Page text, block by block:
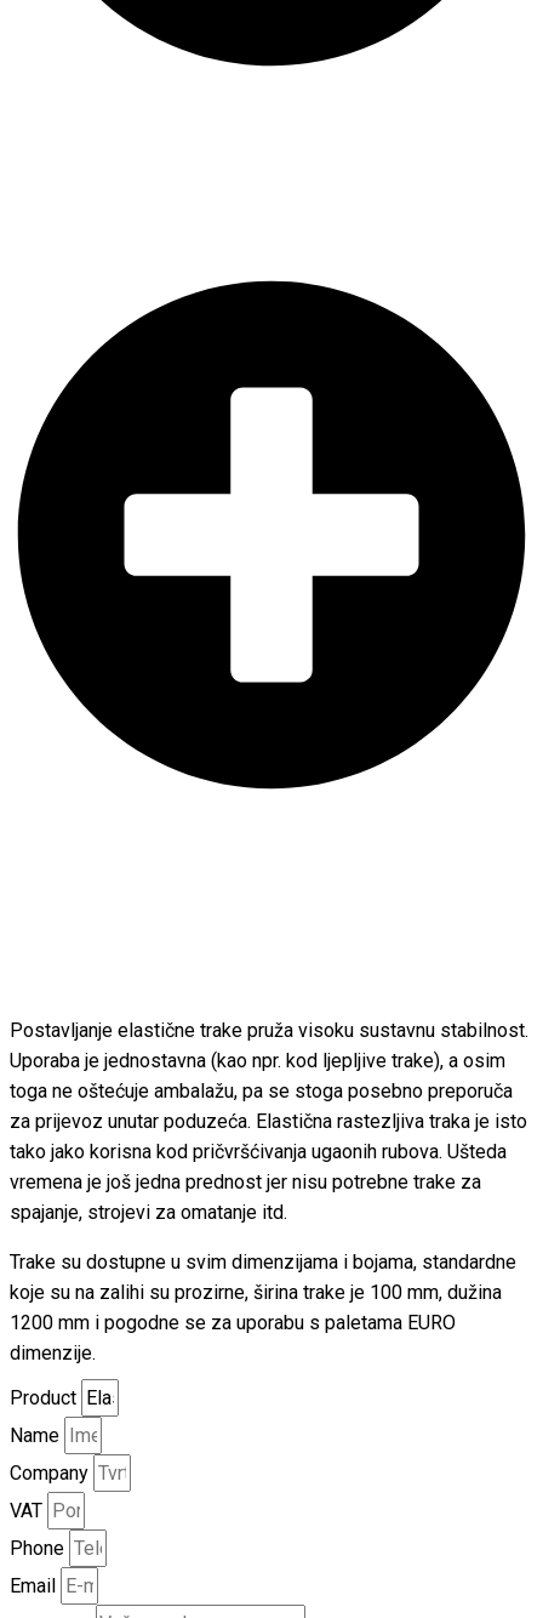
Postavljanje elastične trake pruža visoku sustavnu stabilnost.
Uporaba je jednostavna (kao npr. kod ljepljive trake), a osim
toga ne oštećuje ambalažu, pa se stoga posebno preporuča
za prijevoz unutar poduzeća. Elastična rastezljiva traka je isto
tako jako korisna kod pričvršćivanja ugaonih rubova. Ušteda
vremena je još jedna prednost jer nisu potrebne trake za
spajanje, strojevi za omatanje itd.
Trake su dostupne u svim dimenzijama i bojama, standardne
koje su na zalihi su prozirne, širina trake je 100 mm, dužina
1200 mm i pogodne se za uporabu s paletama EURO
dimenzije.
Product
Name
Company
VAT
Phone
Email